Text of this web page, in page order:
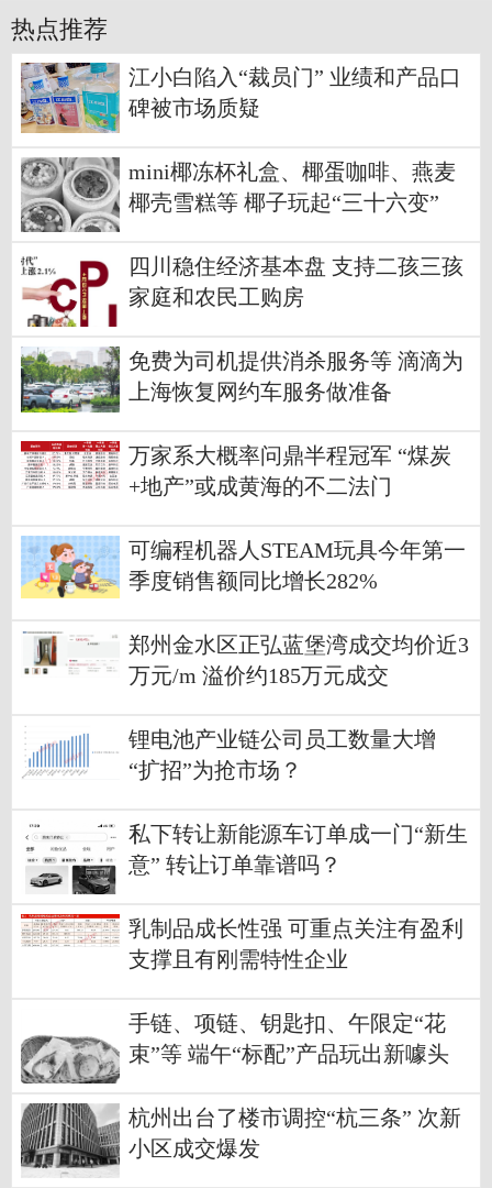
热点推荐
江小白陷入“裁员门” 业绩和产品口
碑被市场质疑
mini椰冻杯礼盒、椰蛋咖啡、燕麦
椰壳雪糕等 椰子玩起“三十六变”
四川稳住经济基本盘 支持二孩三孩
家庭和农民工购房
免费为司机提供消杀服务等 滴滴为
上海恢复网约车服务做准备
万家系大概率问鼎半程冠军 “煤炭
+地产”或成黄海的不二法门
可编程机器人STEAM玩具今年第一
季度销售额同比增长282%
郑州金水区正弘蓝堡湾成交均价近3
万元/m 溢价约185万元成交
锂电池产业链公司员工数量大增
“扩招”为抢市场？
私下转让新能源车订单成一门“新生
意” 转让订单靠谱吗？
乳制品成长性强 可重点关注有盈利
支撑且有刚需特性企业
手链、项链、钥匙扣、午限定“花
束”等 端午“标配”产品玩出新噱头
杭州出台了楼市调控“杭三条” 次新
小区成交爆发